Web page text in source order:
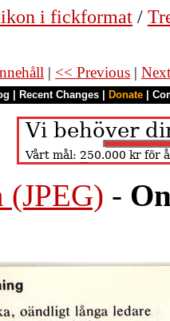
i fickformat /
| << Previous |
Recent Changes Donate
-